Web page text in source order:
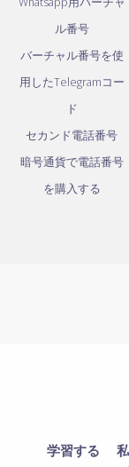
ル番号
バーチャル番号を使
用したTelegramコー
ド
セカンド電話番号
暗号通貨で電話番号
を購入する
学習する